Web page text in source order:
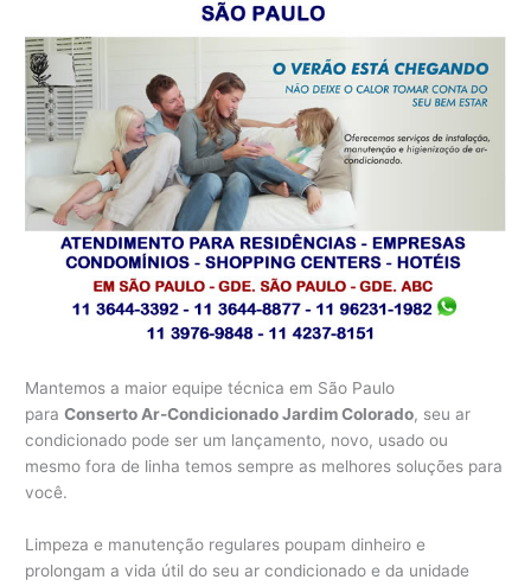
Mantemos a maior equipe técnica em São Paulo
paraConserto Ar-Condicionado Jardim Colorado, seu ar
condicionado pode ser um lançamento, novo, usado ou
mesmo fora de linha temos sempre as melhores soluções para
você.
Limpeza e manutenção regulares poupam dinheiro e
prolongam a vida útil do seu ar condicionado e da unidade